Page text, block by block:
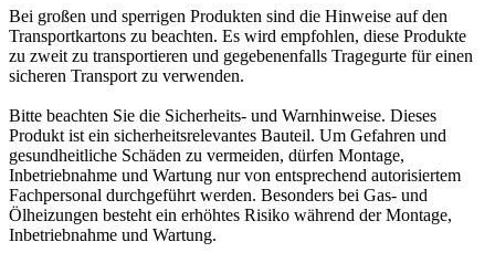
Bei großen und sperrigen Produkten sind die Hinweise auf den
Transportkartons zu beachten. Es wird empfohlen, diese Produkte
zu zweit zu transportieren und gegebenenfalls Tragegurte für einen
sicheren Transport zu verwenden.
Bitte beachten Sie die Sicherheits- und Warnhinweise. Dieses
Produkt ist ein sicherheitsrelevantes Bauteil. Um Gefahren und
gesundheitliche Schäden zu vermeiden, dürfen Montage,
Inbetriebnahme und Wartung nur von entsprechend autorisiertem
Fachpersonal durchgeführt werden. Besonders bei Gas- und
Ölheizungen besteht ein erhöhtes Risiko während der Montage,
Inbetriebnahme und Wartung.